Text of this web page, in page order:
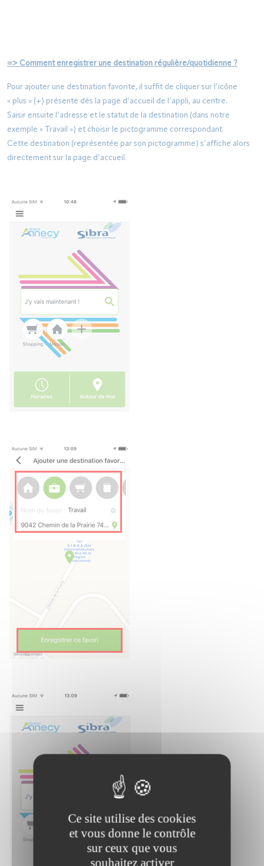
=> Comment enregistrer une destination régulière/quotidienne ?
Pour ajouter une destination favorite, il suffit de cliquer sur l’icône
« plus » (+) présente dès la page d’accueil de l’appli, au centre.
Saisir ensuite l’adresse et le statut de la destination (dans notre
exemple « Travail ») et choisir le pictogramme correspondant.
Cette destination (représentée par son pictogramme) s’affiche alors
directement sur la page d’accueil.
Ce site utilise des cookies
et vous donne le contrôle
sur ceux que vous
souhaitez activer